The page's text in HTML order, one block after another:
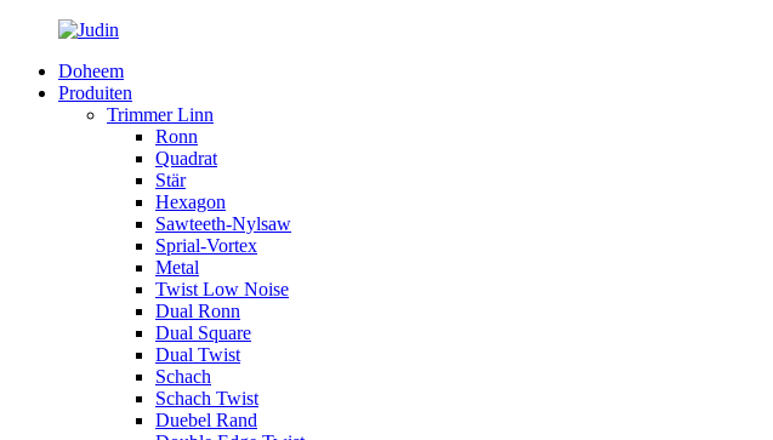
Doheem
Produiten
Trimmer Linn
Ronn
Quadrat
Stär
Hexagon
Sawteeth-Nylsaw
Sprial-Vortex
Metal
Twist Low Noise
Dual Ronn
Dual Square
Dual Twist
Schach
Schach Twist
Duebel Rand